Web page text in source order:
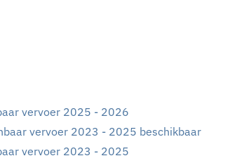
vervoer 2025 - 2026
vervoer 2023 - 2025 beschikbaar
vervoer 2023 - 2025